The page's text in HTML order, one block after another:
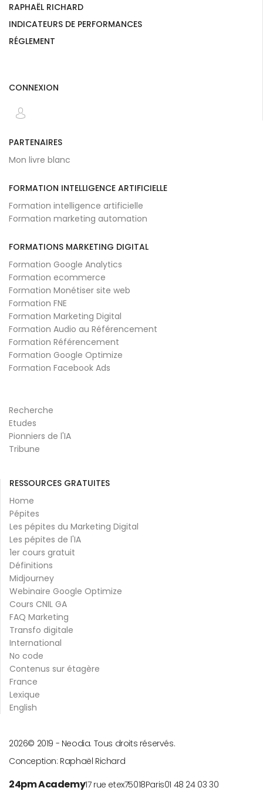
RAPHAËL RICHARD
INDICATEURS DE PERFORMANCES
RÉGLEMENT
CONNEXION
PARTENAIRES
Mon livre blanc
FORMATION INTELLIGENCE ARTIFICIELLE
Formation intelligence artificielle
Formation marketing automation
FORMATIONS MARKETING DIGITAL
Formation Google Analytics
Formation ecommerce
Formation Monétiser site web
Formation FNE
Formation Marketing Digital
Formation Audio au Référencement
Formation Référencement
Formation Google Optimize
Formation Facebook Ads
Recherche
Etudes
Pionniers de l'IA
Tribune
RESSOURCES GRATUITES
Home
Pépites
Les pépites du Marketing Digital
Les pépites de l'IA
1er cours gratuit
Définitions
Midjourney
Webinaire Google Optimize
Cours CNIL GA
FAQ Marketing
Transfo digitale
International
No code
Contenus sur étagère
France
Lexique
English
© 2019 -
2026
Neodia. Tous droits réservés.
Conception: Raphaël Richard
24pm Academy17 rue etex75018Paris01 48 24 03 30